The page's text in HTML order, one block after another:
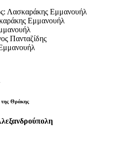
Λασκαράκης Εμμανουήλ
Εμμανουήλ
Πανταζίδης
Θράκης